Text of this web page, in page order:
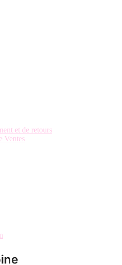
et de retours
Ventes